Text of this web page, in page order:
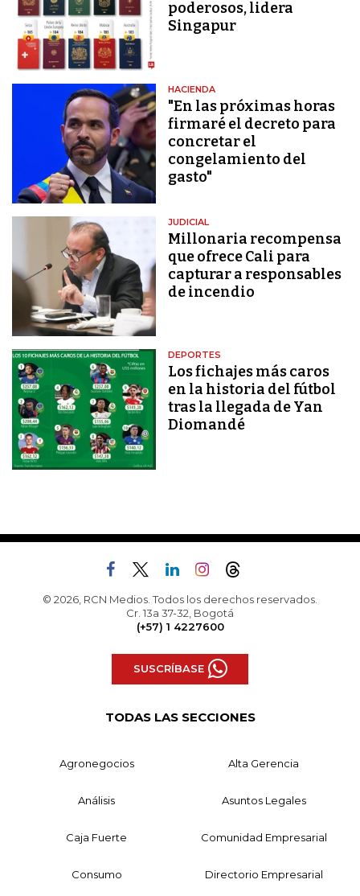
poderosos, lidera
Singapur
HACIENDA
"En las próximas horas
firmaré el decreto para
concretar el
congelamiento del
gasto"
JUDICIAL
Millonaria recompensa
que ofrece Cali para
capturar a responsables
de incendio
DEPORTES
Los fichajes más caros
en la historia del fútbol
tras la llegada de Yan
Diomandé
© 2026, RCN Medios. Todos los derechos reservados.
Cr. 13a 37-32, Bogotá
(+57) 1 4227600
SUSCRÍBASE
TODAS LAS SECCIONES
Agronegocios Alta Gerencia
Análisis Asuntos Legales
Caja Fuerte Comunidad Empresarial
Consumo Directorio Empresarial